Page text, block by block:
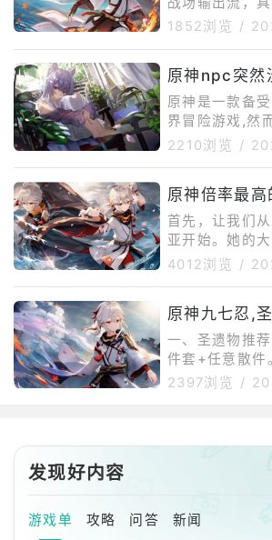
若是走辅助流
C流，暴击率、
比攻击力、元
效率，优先选
1852浏览 /
原神npc突然
原神是一款备
界冒险游戏,然
映原神中的
接问题导致了
对于这一情况,
新启动游戏或
问题,或者联系
助。
2210浏览 /
原神倍率最高
首先，让我们
亚开始。她的
的，但也不容
大招倍率略胜
0.58%，这使
更加稳固。第
066.12%的大
在战场上的价
大的战斗潜力
4012浏览 /
原神九七忍,
一、圣遗物推
件套+任意散件
套+任意散件。
元素角色的元
所使用的圣遗
花」或「饰金
反应伤害。「
异色队的「饰
2397浏览 /
发现好内容
游戏单 攻略 问答 新闻